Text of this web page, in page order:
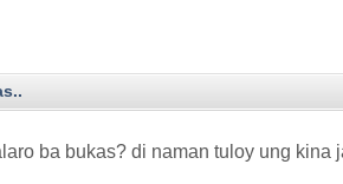
ba bukas? di naman tuloy ung kina